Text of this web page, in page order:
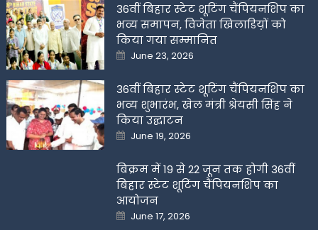
36वीं बिहार स्टेट शूटिंग चैंपियनशिप का
भव्य समापन, विजेता खिलाडिय़ों को
किया गया सम्मानित
Posted
on
June 23, 2026
36वीं बिहार स्टेट शूटिंग चैंपियनशिप का
भव्य शुभारंभ, खेल मंत्री श्रेयसी सिंह ने
किया उद्घाटन
Posted
on
June 19, 2026
बिक्रम में 19 से 22 जून तक होगी 36वीं
बिहार स्टेट शूटिंग चैंपियनशिप का
आयोजन
Posted
on
June 17, 2026